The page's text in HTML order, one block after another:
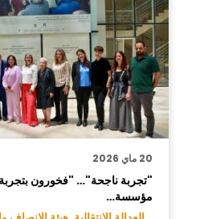
20 ماي 2026
"تجربة ناجحة"… "فخورون
مؤسسة…